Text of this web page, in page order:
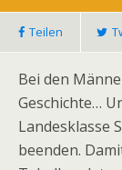
Teilen
Bei den
Geschichte…
Landesklasse
beenden.